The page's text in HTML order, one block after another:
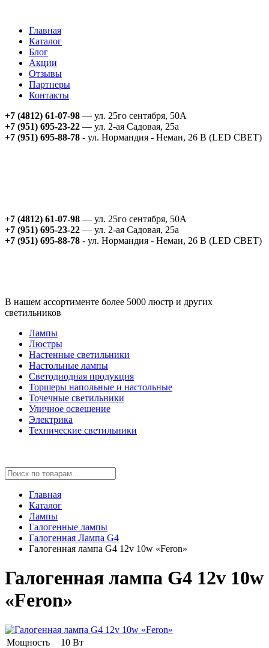
Главная
Каталог
Блог
Акции
Отзывы
Партнеры
Контакты
+7 (4812) 61-07-98 — ул. 25го сентября, 50А
+7 (951) 695-23-22 — ул. 2-ая Садовая, 25а
+7 (951) 695-88-78 - ул. Нормандия - Неман, 26 В (LED СВЕТ)
+7 (4812) 61-07-98 — ул. 25го сентября, 50А
+7 (951) 695-23-22 — ул. 2-ая Садовая, 25а
+7 (951) 695-88-78 - ул. Нормандия - Неман, 26 В (LED СВЕТ)
В нашем ассортименте более 5000 люстр и других
светильников
Лампы
Люстры
Настенные светильники
Настольные лампы
Светодиодная продукция
Торшеры напольные и настольные
Точечные светильники
Уличное освещение
Электрика
Технические светильники
Главная
Каталог
Лампы
Галогенные лампы
Галогенная Лампа G4
Галогенная лампа G4 12v 10w «Feron»
Галогенная лампа G4 12v 10w
«Feron»
Мощность
10 Вт